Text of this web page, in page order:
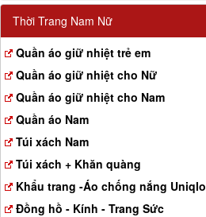
Thời Trang Nam Nữ
Quần áo giữ nhiệt trẻ em
Quần áo giữ nhiệt cho Nữ
Quần áo giữ nhiệt cho Nam
Quần áo Nam
Túi xách Nam
Túi xách + Khăn quàng
Khẩu trang -Áo chống nắng Uniqlo
Đồng hồ - Kính - Trang Sức